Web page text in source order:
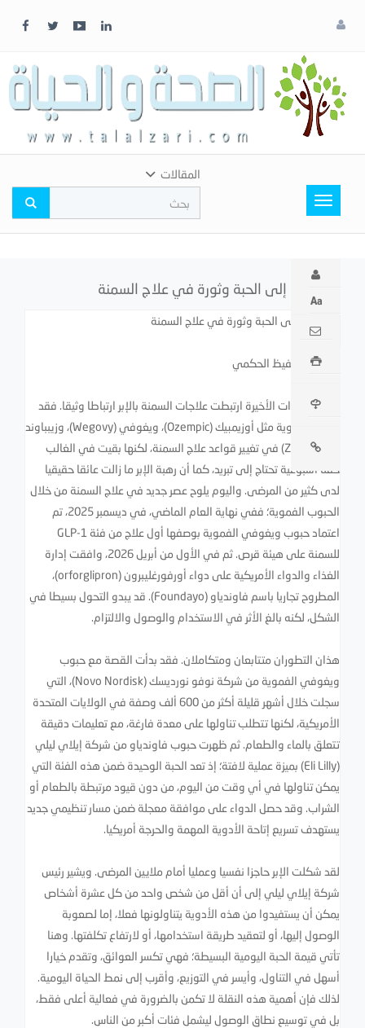
لونك
المفضل
Toggle
navigation
المقالات
من الإبرة إلى الحبة وثورة في علاج السمنة
من الإبرة إلى الحبة وثورة في علاج السمنة
نبيل عبدالحفيظ الحكمي
خلال السنوات الأخيرة ارتبطت علاجات السمنة بالإبر ارتباطا وثيقا. فقد
أسهمت أدوية مثل أوزيمبيك (Ozempic)، ويغوفي (Wegovy)، وزيبباوند
(Zepbound) في تغيير قواعد علاج السمنة، لكنها بقيت في الغالب
حقنا أسبوعية تحتاج إلى تبريد، كما أن رهبة الإبر ما زالت عائقا حقيقيا
لدى كثير من المرضى. واليوم يلوح عصر جديد في علاج السمنة من خلال
الحبوب الفموية؛ ففي نهاية العام الماضي، في ديسمبر 2025، تم
اعتماد حبوب ويغوفي الفموية بوصفها أول علاج من فئة GLP-1
للسمنة على هيئة قرص. ثم في الأول من أبريل 2026، وافقت إدارة
الغذاء والدواء الأمريكية على دواء أورفورغليبرون (orforglipron)،
المطروح تجاريا باسم فاوندياو (Foundayo). قد يبدو التحول بسيطا في
الشكل، لكنه بالغ الأثر في الاستخدام والوصول والالتزام.
هذان التطوران متتابعان ومتكاملان. فقد بدأت القصة مع حبوب
ويغوفي الفموية من شركة نوفو نورديسك (Novo Nordisk)، التي
سجلت خلال أشهر قليلة أكثر من 600 ألف وصفة في الولايات المتحدة
الأمريكية، لكنها تتطلب تناولها على معدة فارغة، مع تعليمات دقيقة
تتعلق بالماء والطعام. ثم ظهرت حبوب فاوندياو من شركة إيلاي ليلي
(Eli Lilly) بميزة عملية لافتة؛ إذ تعد الحبة الوحيدة ضمن هذه الفئة التي
يمكن تناولها في أي وقت من اليوم، من دون قيود مرتبطة بالطعام أو
الشراب. وقد حصل الدواء على موافقة معجلة ضمن مسار تنظيمي جديد
يستهدف تسريع إتاحة الأدوية المهمة والحرجة أمريكيا.
لقد شكلت الإبر حاجزا نفسيا وعمليا أمام ملايين المرضى. ويشير رئيس
شركة إيلاي ليلي إلى أن أقل من شخص واحد من كل عشرة أشخاص
يمكن أن يستفيدوا من هذه الأدوية يتناولونها فعلا، إما لصعوبة
الوصول إليها، أو لتعقيد طريقة استخدامها، أو لارتفاع تكلفتها. وهنا
تأتي قيمة الحبة اليومية البسيطة؛ فهي تكسر العوائق، وتقدم خيارا
أسهل في التناول، وأيسر في التوزيع، وأقرب إلى نمط الحياة اليومية.
لذلك فإن أهمية هذه النقلة لا تكمن بالضرورة في فعالية أعلى فقط،
بل في توسيع نطاق الوصول ليشمل فئات أكبر من الناس.